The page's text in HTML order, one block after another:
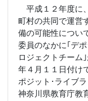
平成１２年度に
町村の共同で運営
備の可能性につい
委員のなかに｢デ
ロジェクトチーム
年４月１１日付け
ポジット･ライブ
神奈川県教育庁教